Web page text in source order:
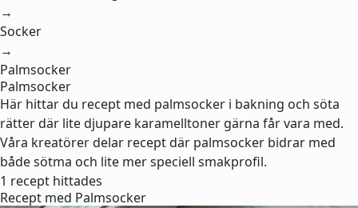
→
Socker
→
Palmsocker
Palmsocker
Här hittar du recept med palmsocker i bakning och söta
rätter där lite djupare karamelltoner gärna får vara med.
Våra kreatörer delar recept där palmsocker bidrar med
både sötma och lite mer speciell smakprofil.
1 recept hittades
Recept med Palmsocker